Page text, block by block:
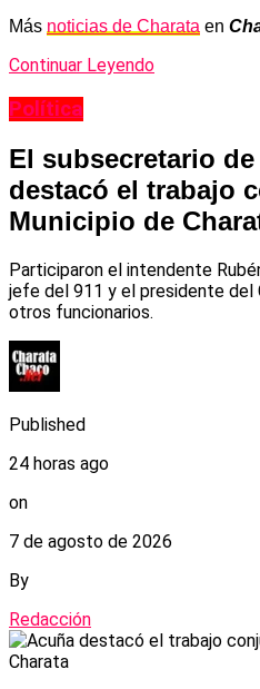
Más noticias de Charata en
Continuar Leyendo
Política
El subsecretario
destacó el trabajo
Municipio de
Participaron el intendente
jefe del 911 y el presidente del
otros funcionarios.
Published
24 horas ago
on
7 de agosto de 2026
By
Redacción